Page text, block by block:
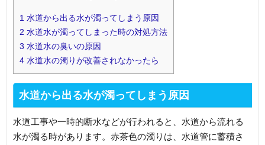
1 水道から出る水が濁ってしまう原因
2 水道水が濁ってしまった時の対処方法
3 水道水の臭いの原因
4 水道水の濁りが改善されなかったら
水道から出る水が濁ってしまう原因
水道工事や一時的断水などが行われると、水道から流れる
水が濁る時があります。赤茶色の濁りは、水道管に蓄積さ